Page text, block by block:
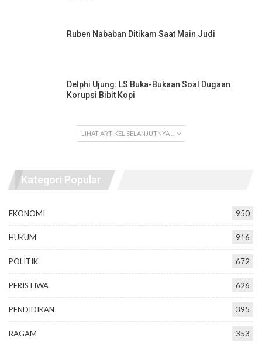
Ruben Nababan Ditikam Saat Main Judi
Delphi Ujung: LS Buka-Bukaan Soal Dugaan
Korupsi Bibit Kopi
LIHAT ARTIKEL SELANJUTNYA ...
Kategori Popular
EKONOMI 950
HUKUM 916
POLITIK 672
PERISTIWA 626
PENDIDIKAN 395
RAGAM 353